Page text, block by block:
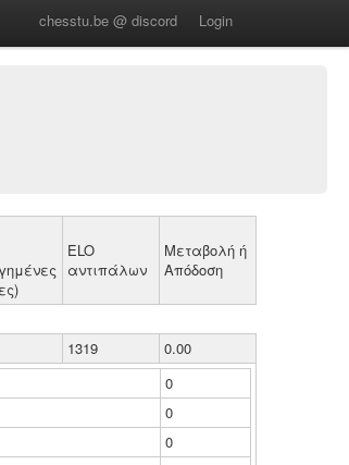
chesstu.be @ discord Login
ELO
αντιπάλων
Μεταβολή ή
Απόδοση
1319
0.00
0
0
0